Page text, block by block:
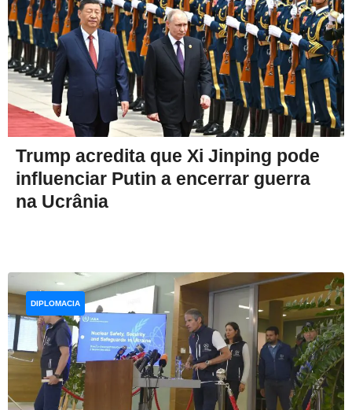
Trump acredita que Xi Jinping pode
influenciar Putin a encerrar guerra
na Ucrânia
DIPLOMACIA